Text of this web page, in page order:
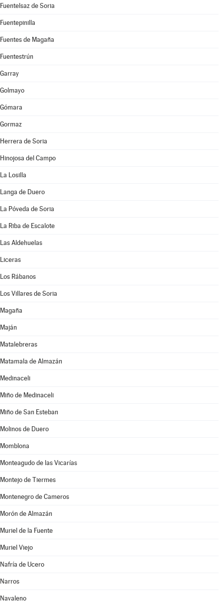
Fuentelsaz de Soria
Fuentepinilla
Fuentes de Magaña
Fuentestrún
Garray
Golmayo
Gómara
Gormaz
Herrera de Soria
Hinojosa del Campo
La Losilla
Langa de Duero
La Póveda de Soria
La Riba de Escalote
Las Aldehuelas
Liceras
Los Rábanos
Los Villares de Soria
Magaña
Maján
Matalebreras
Matamala de Almazán
Medinaceli
Miño de Medinaceli
Miño de San Esteban
Molinos de Duero
Momblona
Monteagudo de las Vicarías
Montejo de Tiermes
Montenegro de Cameros
Morón de Almazán
Muriel de la Fuente
Muriel Viejo
Nafría de Ucero
Narros
Navaleno